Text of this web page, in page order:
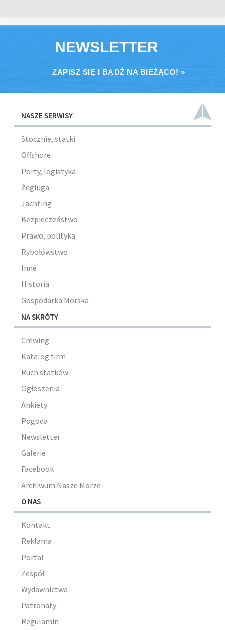
NEWSLETTER
ZAPISZ SIĘ I BĄDŹ NA BIEŻĄCO! »
NASZE SERWISY
Stocznie, statki
Offshore
Porty, logistyka
Żegluga
Jachting
Bezpieczeństwo
Prawo, polityka
Rybołówstwo
Inne
Historia
Gospodarka Morska
NA SKRÓTY
Crewing
Katalog firm
Ruch statków
Ogłoszenia
Ankiety
Pogoda
Newsletter
Galerie
Facebook
Archiwum Nasze Morze
O NAS
Kontakt
Reklama
Portal
Zespół
Wydawnictwa
Patronaty
Regulamin